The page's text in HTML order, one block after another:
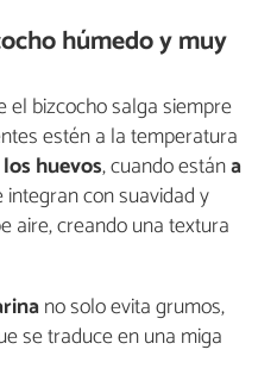
húmedo y muy
el bizcocho salga siempre
estén a la temperatura
huevos, cuando estána
integran con suavidad y
aire, creando una textura
no solo evita grumos,
se traduce en una miga